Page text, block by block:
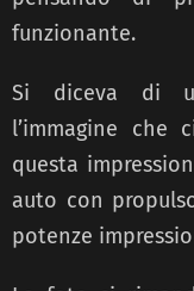
funzionante.
Si diceva di
l’immagine
questa
auto con
potenze